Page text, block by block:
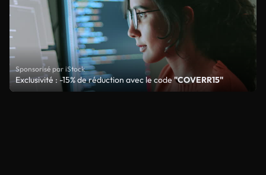
Sponsorisé par iStock
Exclusivité : -15% de réduction avec le code"COVERR15"